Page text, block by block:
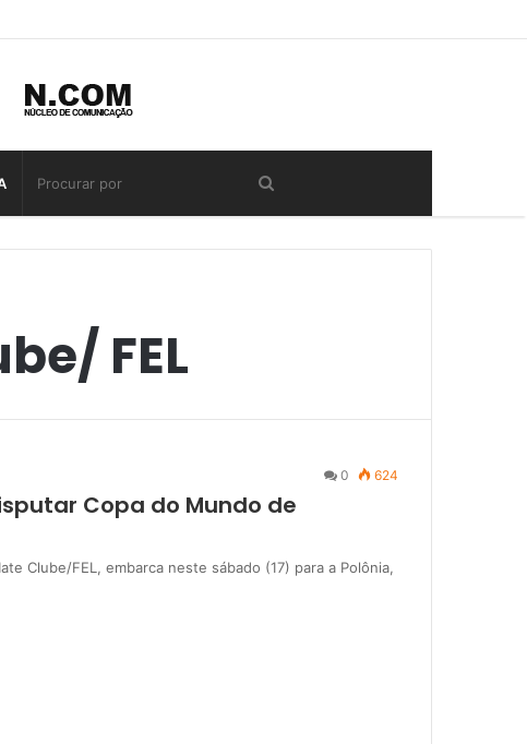
FEL
0 624
Copa do Mundo de
Clube/FEL, embarca neste sábado (17) para a Polônia,